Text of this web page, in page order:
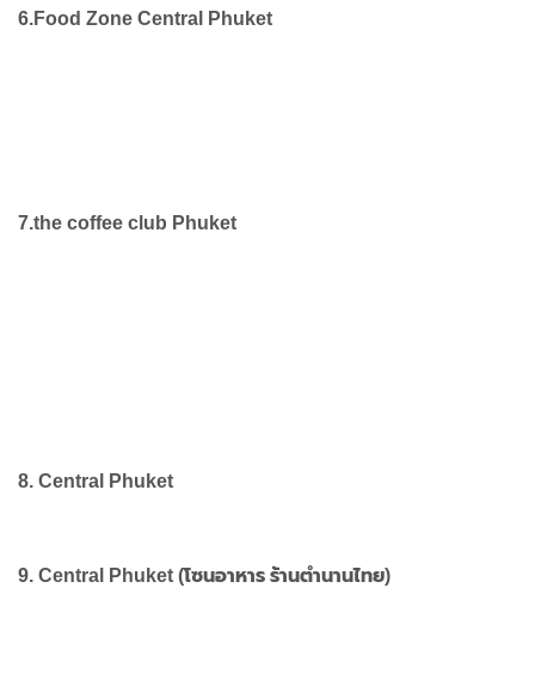
6.Food Zone Central Phuket
7.the coffee club Phuket
8. Central Phuket
9. Central Phuket (โซนอาหาร ร้านตำนานไทย)